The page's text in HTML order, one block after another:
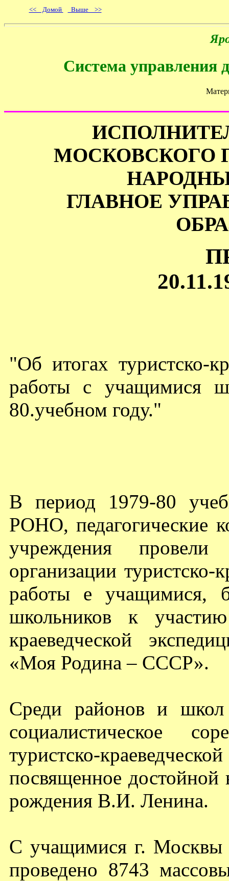
<< Домой Выше >>
Система управления
МОСКОВСКОГО
ГЛАВНОЕ
"Об итогах туристско-
работы с учащимися
80.учебном году."
В период 1979-80
РОНО, педагогические
учреждения
организации туристско-
работы е учащимися,
школьников к
краеведческой
«Моя Родина – СССР».
Среди районов и
социалистическое
туристско-
посвященное достойной
рождения В.И. Ленина.
С учащимися г. Москвы
проведено 8743